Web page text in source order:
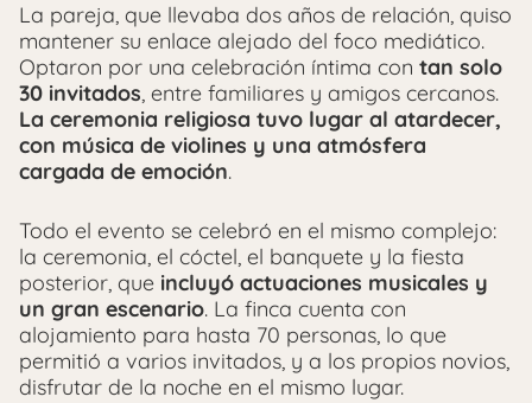
La pareja, que llevaba dos años de relación, quiso
mantener su enlace alejado del foco mediático.
Optaron por una celebración íntima con tan solo
30 invitados, entre familiares y amigos cercanos.
La ceremonia religiosa tuvo lugar al atardecer,
con música de violines y una atmósfera
cargada de emoción.
Todo el evento se celebró en el mismo complejo:
la ceremonia, el cóctel, el banquete y la fiesta
posterior, que incluyó actuaciones musicales y
un gran escenario. La finca cuenta con
alojamiento para hasta 70 personas, lo que
permitió a varios invitados, y a los propios novios,
disfrutar de la noche en el mismo lugar.